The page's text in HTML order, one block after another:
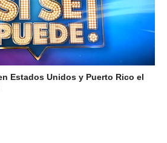
Estados Unidos y Puerto Rico el